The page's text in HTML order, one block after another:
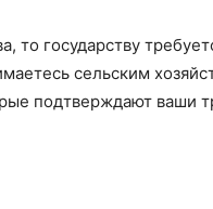
то государству
сельским
подтверждают ваши